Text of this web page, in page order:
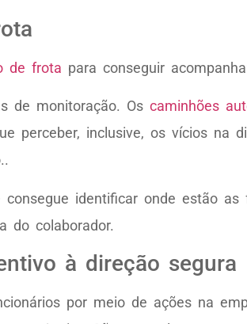
de frota para conseguir
de monitoração. Os caminhões
perceber, inclusive, os vícios na
identificar onde estão
do colaborador.
à direção segura
por meio de ações na